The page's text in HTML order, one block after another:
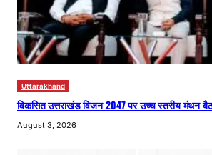
Uttarakhand
विकसित उत्तराखंड विजन 2047 पर उच्च स्तरीय मंथन
August 3, 2026